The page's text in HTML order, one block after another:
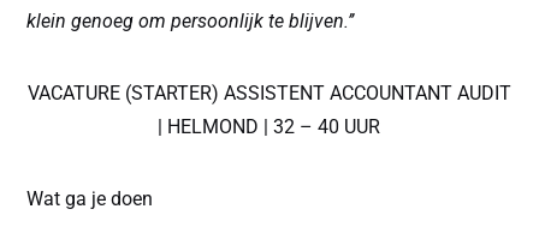
klein genoeg om persoonlijk te blijven.’’
VACATURE (STARTER) ASSISTENT ACCOUNTANT AUDIT
| HELMOND | 32 – 40 UUR
Wat ga je doen